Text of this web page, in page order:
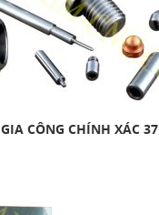
GIA CÔNG CHÍNH XÁC 37